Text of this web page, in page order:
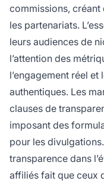
commissions, créant
les partenariats.
leurs audiences de
l’attention des
l’engagement réel
authentiques. Les
clauses de
imposant des
pour les
transparence dans
affiliés fait que ceux